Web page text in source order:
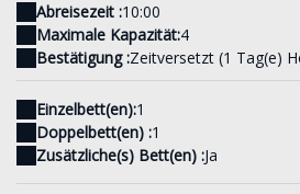
Abreisezeit :10:00
Maximale Kapazität:4
Bestätigung :Zeitversetzt (1 Tag(e)
Einzelbett(en):1
Doppelbett(en) :1
Zusätzliche(s) Bett(en) :Ja